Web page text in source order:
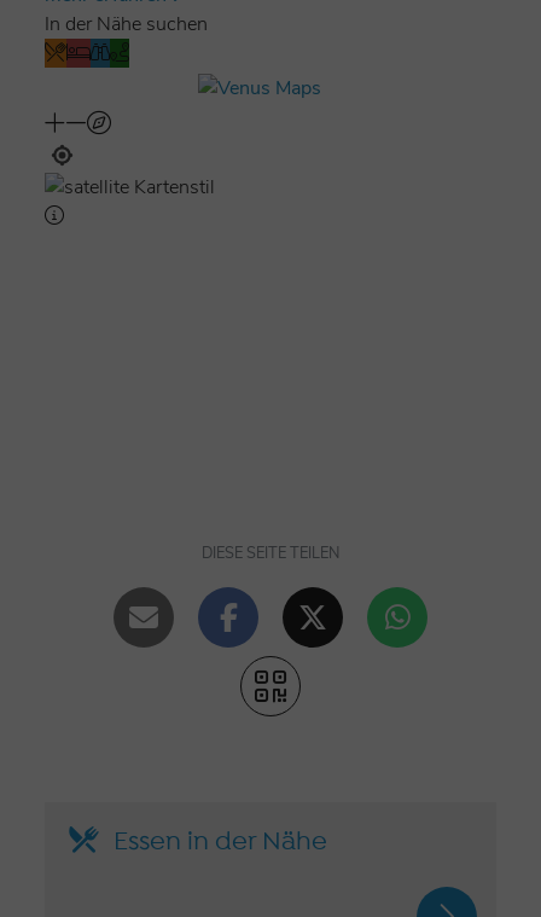
In der Nähe suchen
DIESE SEITE TEILEN
Essen in der Nähe